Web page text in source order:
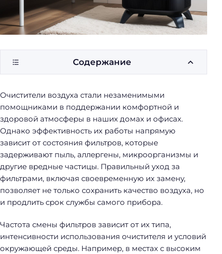
Очистители воздуха стали незаменимыми
помощниками в поддержании комфортной и
здоровой атмосферы в наших домах и офисах.
Однако эффективность их работы напрямую
зависит от состояния фильтров, которые
задерживают пыль, аллергены, микроорганизмы и
другие вредные частицы. Правильный уход за
фильтрами, включая своевременную их замену,
позволяет не только сохранить качество воздуха, но
и продлить срок службы самого прибора.
Частота смены фильтров зависит от их типа,
интенсивности использования очистителя и условий
окружающей среды. Например, в местах с высоким
Содержание